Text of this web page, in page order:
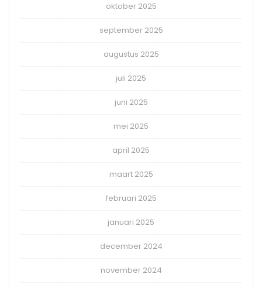
oktober 2025
september 2025
augustus 2025
juli 2025
juni 2025
mei 2025
april 2025
maart 2025
februari 2025
januari 2025
december 2024
november 2024